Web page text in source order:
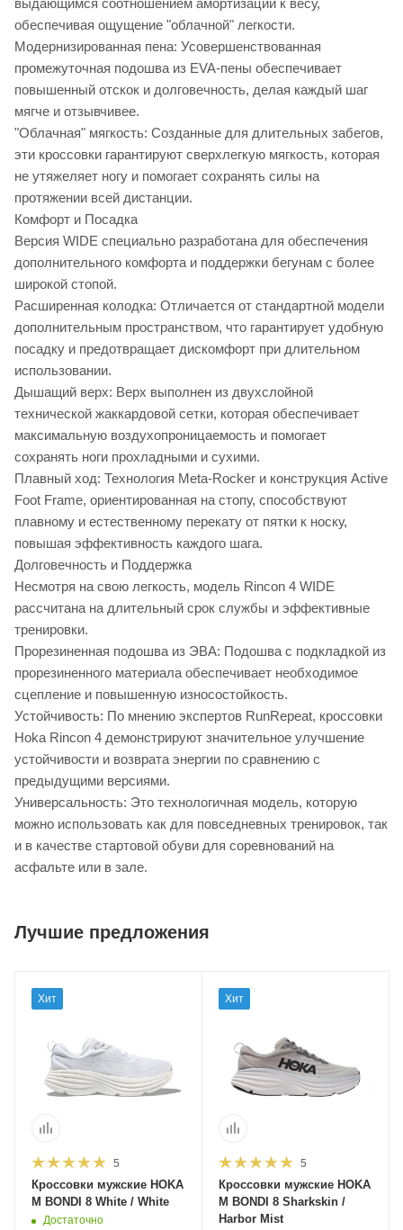
выдающимся соотношением амортизации к весу,
обеспечивая ощущение "облачной" легкости.
Модернизированная пена: Усовершенствованная
промежуточная подошва из EVA-пены обеспечивает
повышенный отскок и долговечность, делая каждый шаг
мягче и отзывчивее.
"Облачная" мягкость: Созданные для длительных забегов,
эти кроссовки гарантируют сверхлегкую мягкость, которая
не утяжеляет ногу и помогает сохранять силы на
протяжении всей дистанции.
Комфорт и Посадка
Версия WIDE специально разработана для обеспечения
дополнительного комфорта и поддержки бегунам с более
широкой стопой.
Расширенная колодка: Отличается от стандартной модели
дополнительным пространством, что гарантирует удобную
посадку и предотвращает дискомфорт при длительном
использовании.
Дышащий верх: Верх выполнен из двухслойной
технической жаккардовой сетки, которая обеспечивает
максимальную воздухопроницаемость и помогает
сохранять ноги прохладными и сухими.
Плавный ход: Технология Meta-Rocker и конструкция Active
Foot Frame, ориентированная на стопу, способствуют
плавному и естественному перекату от пятки к носку,
повышая эффективность каждого шага.
Долговечность и Поддержка
Несмотря на свою легкость, модель Rincon 4 WIDE
рассчитана на длительный срок службы и эффективные
тренировки.
Прорезиненная подошва из ЭВА: Подошва с подкладкой из
прорезиненного материала обеспечивает необходимое
сцепление и повышенную износостойкость.
Устойчивость: По мнению экспертов RunRepeat, кроссовки
Hoka Rincon 4 демонстрируют значительное улучшение
устойчивости и возврата энергии по сравнению с
предыдущими версиями.
Универсальность: Это технологичная модель, которую
можно использовать как для повседневных тренировок, так
и в качестве стартовой обуви для соревнований на
асфальте или в зале.
Лучшие предложения
Хит
5
Кроссовки мужские HOKA
M BONDI 8 White / White
Достаточно
Хит
5
Кроссовки мужские HOKA
M BONDI 8 Sharkskin /
Harbor Mist